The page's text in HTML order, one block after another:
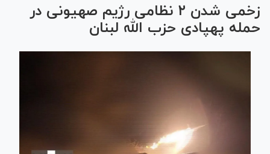
زخمی شدن ۲ نظامی رژیم صهیونی در
حمله پهپادی حزب الله لبنان